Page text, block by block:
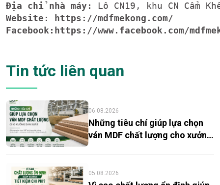
Địa chỉ nhà máy:
Website:
https://mdfmekong.com/
Facebook: https://www.facebook.com/
Tin tức liên quan
06.08.2026
Những tiêu chí giúp lựa chọn
ván MDF chất lượng cho xưởng
sản xuất
05.08.2026